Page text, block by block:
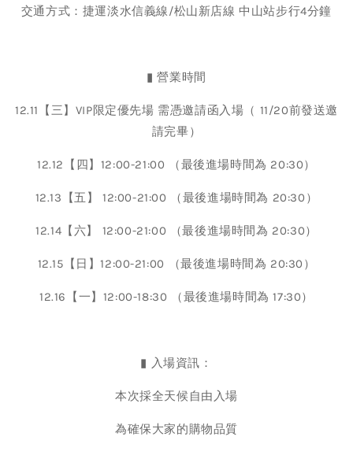
交通方式：捷運淡水信義線/松山新店線 中山站步行4分鐘
▮ 營業時間
12.11【三】VIP限定優先場 需憑邀請函入場（ 11/20前發送邀
請完畢）
12.12【四】12:00-21:00 （最後進場時間為 20:30）
12.13【五】 12:00-21:00 （最後進場時間為 20:30）
12.14【六】 12:00-21:00 （最後進場時間為 20:30）
12.15【日】12:00-21:00 （最後進場時間為 20:30）
12.16【一】12:00-18:30 （最後進場時間為 17:30）
▮ 入場資訊：
本次採全天候自由入場
為確保大家的購物品質